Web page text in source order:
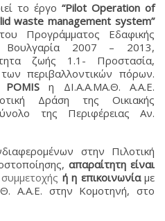
το έργο “Pilot Operation of
waste management system”
Προγράμματος Εδαφικής
Βουλγαρία 2007 – 2013,
ζωής 1.1- Προστασία,
περιβαλλοντικών πόρων.
POMISη ΔΙ.Α.Α.ΜΑ.Θ. Α.Α.Ε.
Δράση της Οικιακής
της Περιφέρειας Αν.
στην Πιλοτική
απαραίτητη είναι
ή η επικοινωνίαμε
Α.Α.Ε. στην Κομοτηνή, στο